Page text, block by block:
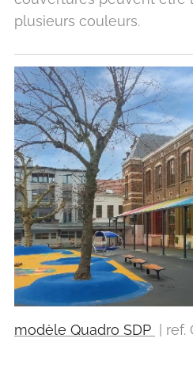
plusieurs couleurs.
modèle Quadro SDP | ref.